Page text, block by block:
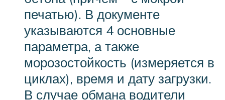
печатью). В документе
указываются 4 основные
параметра, а также
морозостойкость (измеряется в
циклах), время и дату загрузки.
В случае обмана водители